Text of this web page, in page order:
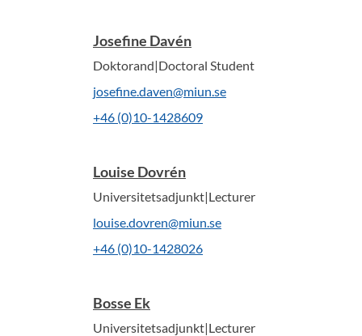
Josefine Davén
Doktorand|Doctoral Student
josefine.daven@miun.se
+46 (0)10-1428609
Louise Dovrén
Universitetsadjunkt|Lecturer
louise.dovren@miun.se
+46 (0)10-1428026
Bosse Ek
Universitetsadjunkt|Lecturer